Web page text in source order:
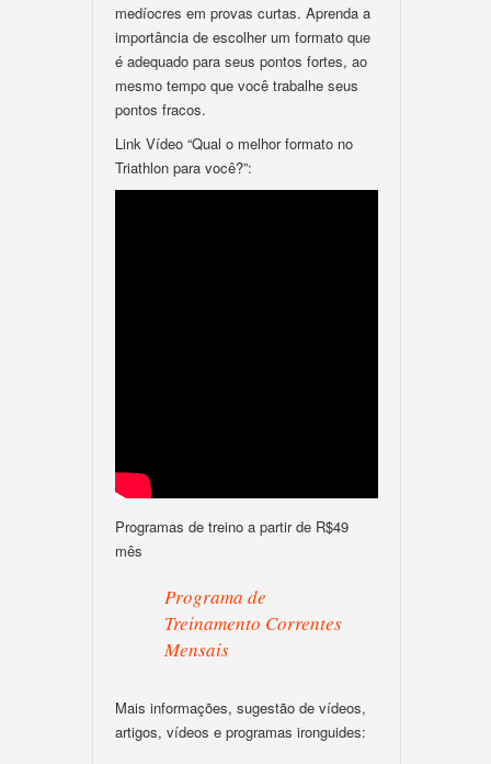
medíocres em provas curtas. Aprenda a
importância de escolher um formato que
é adequado para seus pontos fortes, ao
mesmo tempo que você trabalhe seus
pontos fracos.
Link Vídeo “Qual o melhor formato no
Triathlon para você?”:
Programas de treino a partir de R$49
mês
Programa de
Treinamento Correntes
Mensais
Mais informações, sugestão de vídeos,
artigos, vídeos e programas ironguides: